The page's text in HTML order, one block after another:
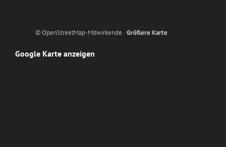
© OpenStreetMap-Mitwirkende ·Größere Karte
Google Karte anzeigen